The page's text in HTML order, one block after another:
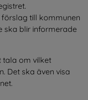
till kommunen
ska blir informerade
tala om vilket
Det ska även visa